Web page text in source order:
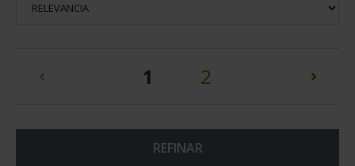
1 (current)
2
REFINAR